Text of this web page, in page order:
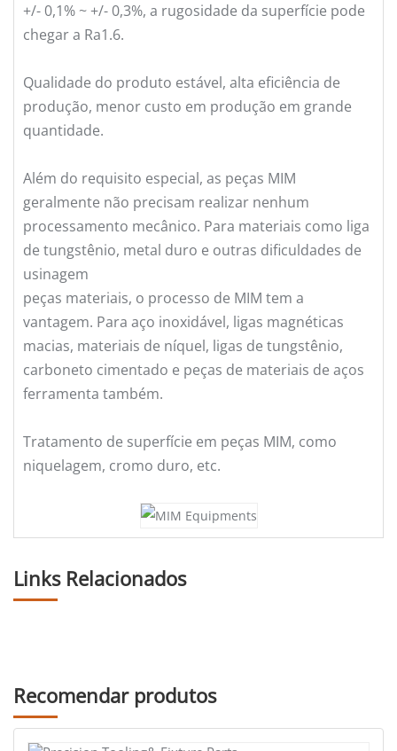
+/- 0,1% ~ +/- 0,3%, a rugosidade da superfície pode
chegar a Ra1.6.
Qualidade do produto estável, alta eficiência de
produção, menor custo em produção em grande
quantidade.
Além do requisito especial, as peças MIM
geralmente não precisam realizar nenhum
processamento mecânico. Para materiais como liga
de tungstênio, metal duro e outras dificuldades de
usinagem
peças materiais, o processo de MIM tem a
vantagem. Para aço inoxidável, ligas magnéticas
macias, materiais de níquel, ligas de tungstênio,
carboneto cimentado e peças de materiais de aços
ferramenta também.
Tratamento de superfície em peças MIM, como
niquelagem, cromo duro, etc.
Links Relacionados
Recomendar produtos